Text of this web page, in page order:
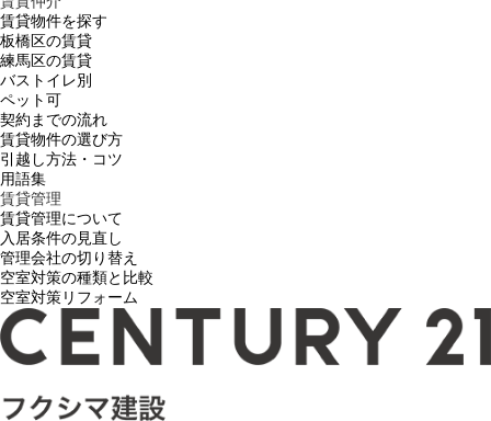
賃貸物件を探す
板橋区の賃貸
練馬区の賃貸
バストイレ別
ペット可
契約までの流れ
賃貸物件の選び方
引越し方法・コツ
用語集
賃貸管理
賃貸管理について
入居条件の見直し
管理会社の切り替え
空室対策の種類と比較
空室対策リフォーム